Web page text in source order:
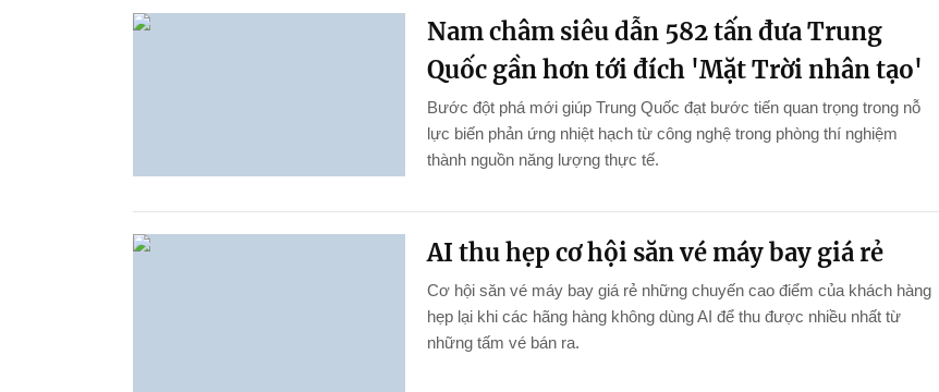
Nam châm siêu dẫn 582 tấn đưa Trung
Quốc gần hơn tới đích 'Mặt Trời nhân tạo'
Bước đột phá mới giúp Trung Quốc đạt bước tiến quan trọng trong nỗ
lực biến phản ứng nhiệt hạch từ công nghệ trong phòng thí nghiệm
thành nguồn năng lượng thực tế.
AI thu hẹp cơ hội săn vé máy bay giá rẻ
Cơ hội săn vé máy bay giá rẻ những chuyến cao điểm của khách hàng
hẹp lại khi các hãng hàng không dùng AI để thu được nhiều nhất từ
những tấm vé bán ra.